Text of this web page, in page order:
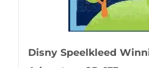
Disny Speelkleed